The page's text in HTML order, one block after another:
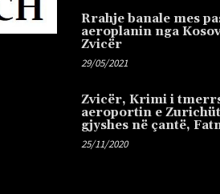
Rrahje banale mes
aeroplanin nga
Zvicër
29/05/2021
Zvicër, Krimi i
aeroportin e
gjyshes në çantë,
25/11/2020